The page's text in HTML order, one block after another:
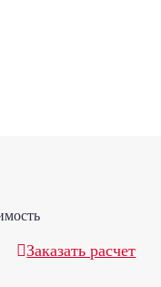
Заказать расчет